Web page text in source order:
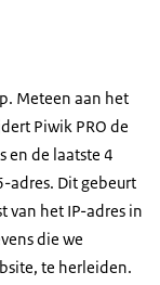
Meteen aan het
Piwik PRO de
en de laatste 4
adres. Dit gebeurt
van het IP-adres in
die we
te herleiden.